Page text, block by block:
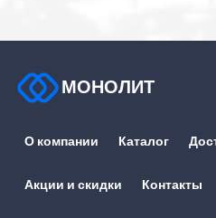
МОНОЛИТ
О компании Каталог
Акции и скидки Контакты